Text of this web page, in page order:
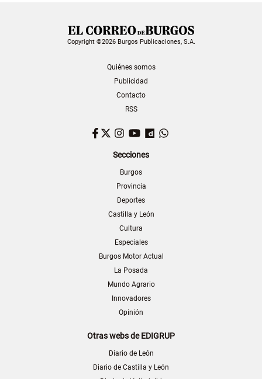
Copyright ©2026 Burgos Publicaciones, S.A.
Quiénes somos
Publicidad
Contacto
RSS
Facebook
TwitterInstagram
YouTubeDailymotion
Secciones
Burgos
Provincia
Deportes
Castilla y León
Cultura
Especiales
Burgos Motor Actual
La Posada
Mundo Agrario
Innovadores
Opinión
Otras webs de EDIGRUP
Diario de León
Diario de Castilla y León